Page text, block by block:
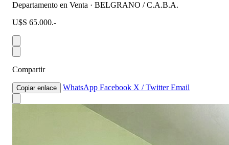
Departamento en Venta · BELGRANO / C.A.B.A.
U$S 65.000.-
Compartir
Copiar enlace WhatsApp Facebook X / TwitterEmail